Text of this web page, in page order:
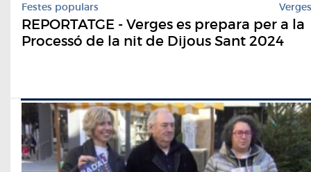
Festes populars Verges
REPORTATGE - Verges es prepara per a la
Processó de la nit de Dijous Sant 2024